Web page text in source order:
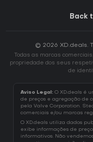
Back
© 2026 XD.deals.
Todas as marcas
propriedade dos seus
de
Aviso Legal: O XD.deals é
de preços e agregação de
pela Valve Corporation.
comerciais e/ou marcas
O XD.deals utiliza dados
exibe informações de
informativos. Não